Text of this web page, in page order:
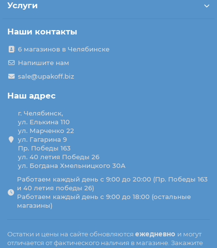
Услуги
Наши контакты
6 магазинов в Челябинске
Напишите нам
sale@upakoff.biz
Наш адрес
г. Челябинск,
ул. Елькина 110
ул. Марченко 22
ул. Гагарина 9
Пр. Победы 163
ул. 40 летия Победы 26
ул. Богдана Хмельницкого 30А
Работаем каждый день с 9:00 до 20:00 (Пр. Победы 163
и 40 летия победы 26)
Работаем каждый день с 9:00 до 18:00 (остальные
магазины)
Остатки и цены на сайте обновляются ежедневно и могут
отличается от фактического наличия в магазине. Закажите